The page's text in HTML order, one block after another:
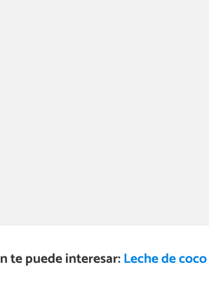
te puede interesar:Leche de